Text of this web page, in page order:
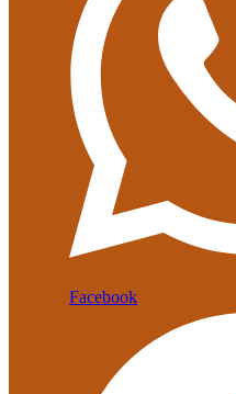
Facebook